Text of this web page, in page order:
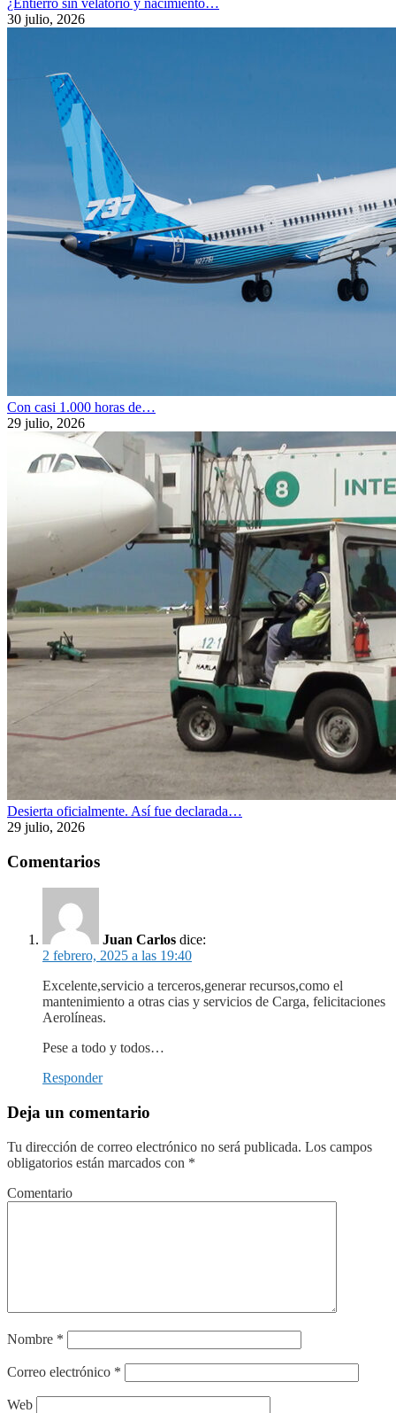
¿Entierro sin velatorio y nacimiento…
30 julio, 2026
Con casi 1.000 horas de…
29 julio, 2026
Desierta oficialmente. Así fue declarada…
29 julio, 2026
Comentarios
Juan Carlos dice:
2 febrero, 2025 a las 19:40
Excelente,servicio a terceros,generar recursos,como el
mantenimiento a otras cias y servicios de Carga, felicitaciones
Aerolíneas.
Pese a todo y todos…
Responder
Deja un comentario
Tu dirección de correo electrónico no será publicada. Los campos
obligatorios están marcados con *
Comentario
Nombre *
Correo electrónico *
Web